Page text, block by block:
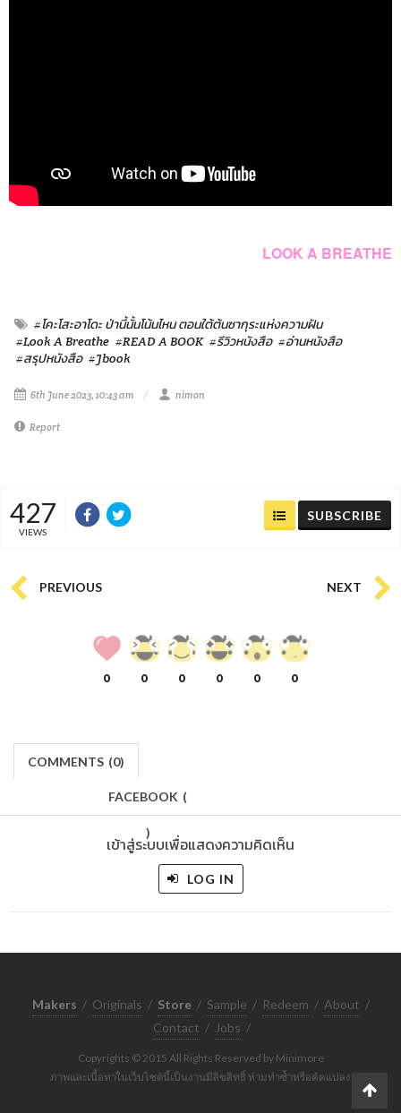
LOOK A BREATHE
#โคะโสะอาโดะ ป่านี้นั้นโน้นไหน ตอนใต้ต้นซากุระแห่งความฝัน
#Look A Breathe #READ A BOOK #รีวิวหนังสือ #อ่านหนังสือ
#สรุปหนังสือ #Jbook
6th June 2023, 10:43 am nimon
Report
427
VIEWS
SUBSCRIBE
PREVIOUS NEXT
0 0 0 0 0 0
COMMENTS (0)
FACEBOOK (
)
เข้าสู่ระบบเพื่อแสดงความคิดเห็น
LOG IN
Makers / Originals / Store / Sample / Redeem / About /
Contact / Jobs /
Copyrights © 2015 All Rights Reserved by Minimore
ภาพและเนื้อหาในเว็บไซต์นี้เป็นงานมีลิขสิทธิ์ ห้ามทำซ้ำหรือดัดแปลง